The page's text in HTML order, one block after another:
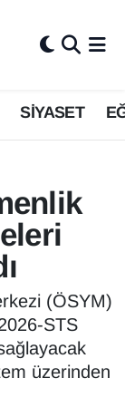
SİYASET
(ÖSYM)
STS
üzerinden